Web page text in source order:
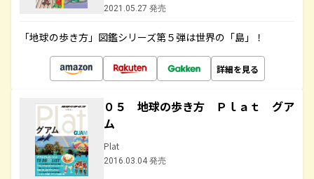
2021.05.27 発売
「地球の歩き方」図鑑シリーズ第５弾は世界の「島」！
詳細を見る
０５ 地球の歩き方 Ｐｌａｔ グア
ム
Plat
2016.03.04 発売